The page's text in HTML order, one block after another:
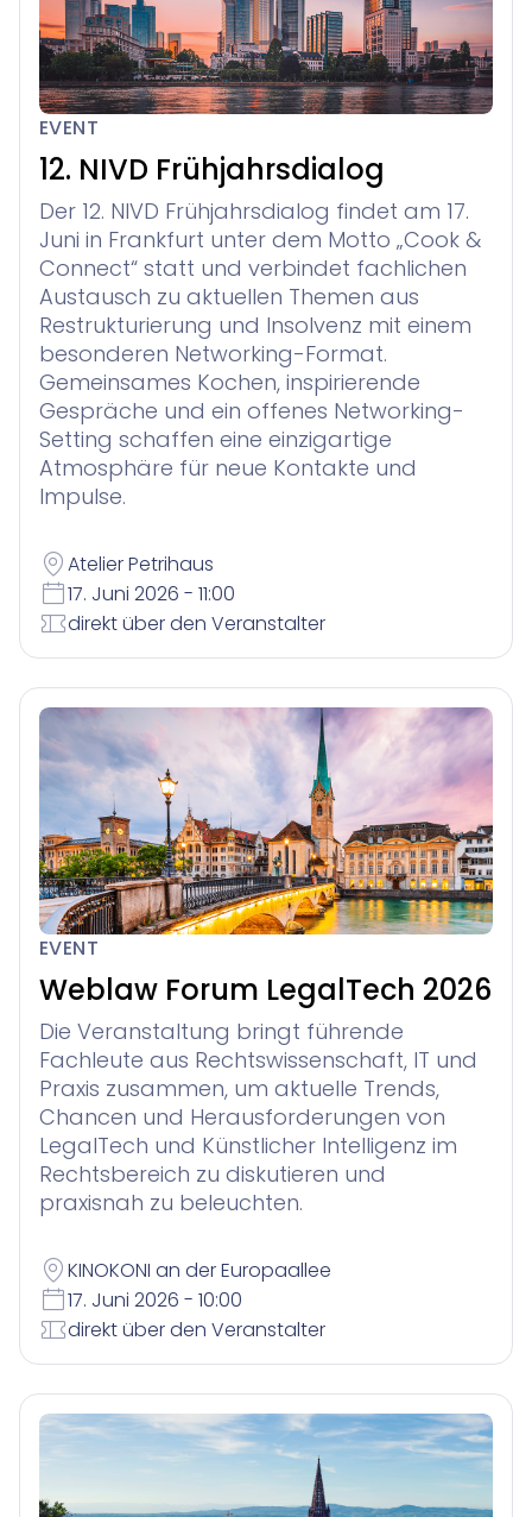
EVENT
12. NIVD Frühjahrsdialog
Der 12. NIVD Frühjahrsdialog findet am 17.
Juni in Frankfurt unter dem Motto „Cook &
Connect“ statt und verbindet fachlichen
Austausch zu aktuellen Themen aus
Restrukturierung und Insolvenz mit einem
besonderen Networking-Format.
Gemeinsames Kochen, inspirierende
Gespräche und ein offenes Networking-
Setting schaffen eine einzigartige
Atmosphäre für neue Kontakte und
Impulse.
Atelier Petrihaus
17. Juni 2026 - 11:00
direkt über den Veranstalter
EVENT
Weblaw Forum LegalTech 2026
Die Veranstaltung bringt führende
Fachleute aus Rechtswissenschaft, IT und
Praxis zusammen, um aktuelle Trends,
Chancen und Herausforderungen von
LegalTech und Künstlicher Intelligenz im
Rechtsbereich zu diskutieren und
praxisnah zu beleuchten.
KINOKONI an der Europaallee
17. Juni 2026 - 10:00
direkt über den Veranstalter